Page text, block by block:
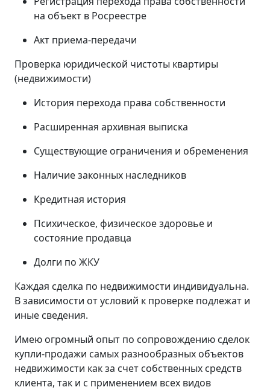
на объект в Росреестре
Акт приема-передачи
Проверка юридической чистоты квартиры
(недвижимости)
История перехода права собственности
Расширенная архивная выписка
Существующие ограничения и обременения
Наличие законных наследников
Кредитная история
Психическое, физическое здоровье и
состояние продавца
Долги по ЖКУ
Каждая сделка по недвижимости индивидуальна.
В зависимости от условий к проверке подлежат и
иные сведения.
Имею огромный опыт по сопровождению сделок
купли-продажи самых разнообразных объектов
недвижимости как за счет собственных средств
клиента, так и с применением всех видов